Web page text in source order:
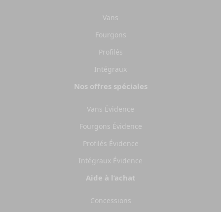
Vans
Fourgons
Profilés
Intégraux
Nos offres spéciales
Vans Évidence
Fourgons Évidence
Profilés Évidence
Intégraux Évidence
Aide à l’achat
Concessions